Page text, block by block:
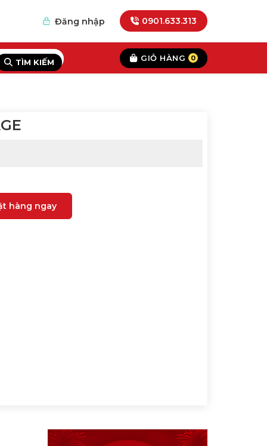
Đăng nhập 0901.633.313
TÌM KIẾM GIỎ HÀNG 0
hàng ngay